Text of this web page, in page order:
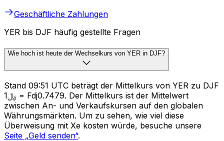
Geschäftliche Zahlungen
YER bis DJF häufig gestellte Fragen
Wie hoch ist heute der Wechselkurs von YER in DJF?
Stand 09:51 UTC beträgt der Mittelkurs von YER zu DJF
﷼1 = Fdj0.7479. Der Mittelkurs ist der Mittelwert
zwischen An- und Verkaufskursen auf den globalen
Währungsmärkten. Um zu sehen, wie viel diese
Überweisung mit Xe kosten würde, besuche unsere
Seite „Geld senden“.